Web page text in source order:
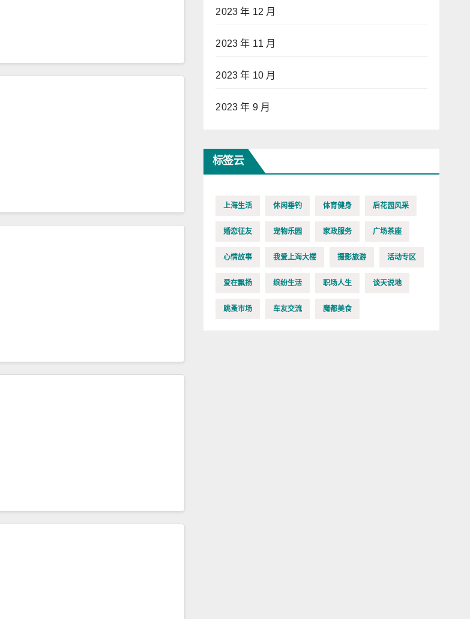
2023 年 12 月
2023 年 11 月
2023 年 10 月
2023 年 9 月
标签云
上海生活 休闲垂钓 体育健身 后花园风采
婚恋征友 宠物乐园 家政服务 广场茶座
心情故事 我爱上海大楼 摄影旅游 活动专区
爱在飘扬 缤纷生活 职场人生 谈天说地
跳蚤市场 车友交流 魔都美食